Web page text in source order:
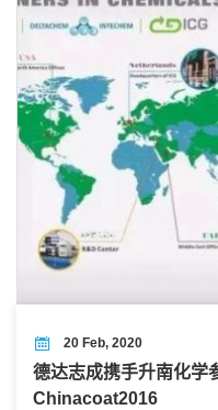
20 Feb, 2020
德达志成携手升南化学
Chinacoat2016